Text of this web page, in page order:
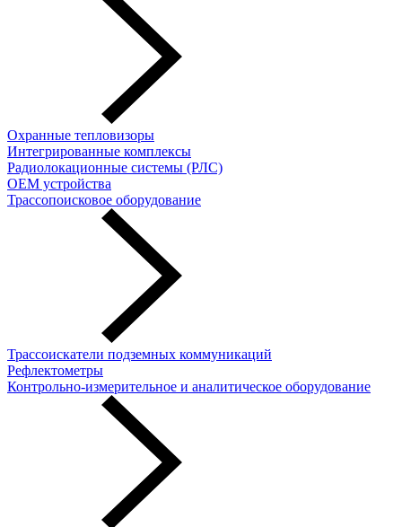
Охранные тепловизоры
Интегрированные комплексы
Радиолокационные системы (РЛС)
OEM устройства
Трассопоисковое оборудование
Трассоискатели подземных коммуникаций
Рефлектометры
Контрольно-измерительное и аналитическое оборудование